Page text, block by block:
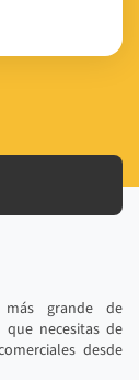
más grande de
necesitas de
desde